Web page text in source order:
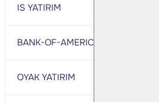
IS YATIRIM
BANK-OF-AMERICA YATIRIM BANK
OYAK YATIRIM